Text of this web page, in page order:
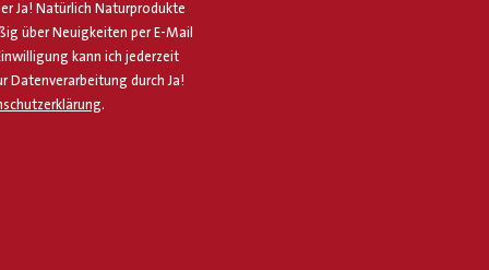
Ja! Natürlich Naturprodukte
über Neuigkeiten per E-Mail
kann ich jederzeit
Datenverarbeitung durch Ja!
.